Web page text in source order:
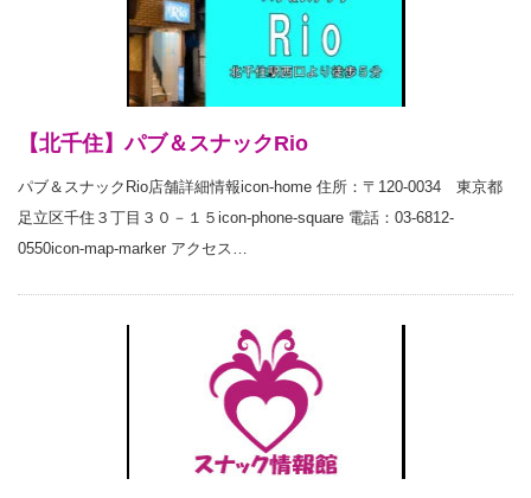
【北千住】パブ＆スナックRio
パブ＆スナックRio店舗詳細情報icon-home 住所：〒120-0034 東京都
足立区千住３丁目３０－１５icon-phone-square 電話：03-6812-
0550icon-map-marker アクセス…